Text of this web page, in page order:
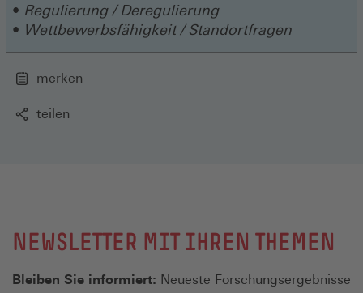
Regulierung / Deregulierung
Wettbewerbsfähigkeit / Standortfragen
merken
teilen
NEWSLETTER MIT IHREN THEMEN
Bleiben Sie informiert: Neueste Forschungsergebnisse